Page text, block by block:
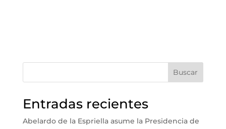
Buscar
Entradas recientes
Abelardo de la Espriella asume la Presidencia de